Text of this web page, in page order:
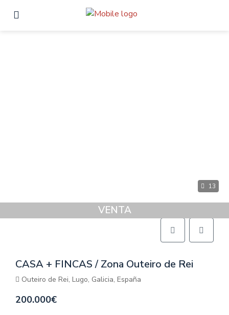
13
VENTA
CASA + FINCAS / Zona Outeiro de Rei
Outeiro de Rei, Lugo, Galicia, España
200.000€